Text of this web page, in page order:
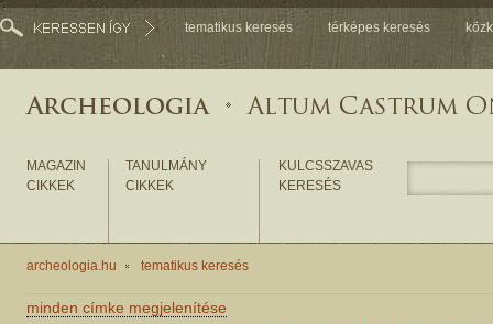
tematikus keresés térképes keresés
MAGAZIN
CIKKEK
TANULMÁNY
CIKKEK
KULCSSZAVAS
KERESÉS
archeologia.hu tematikus keresés
minden címke megjelenítése